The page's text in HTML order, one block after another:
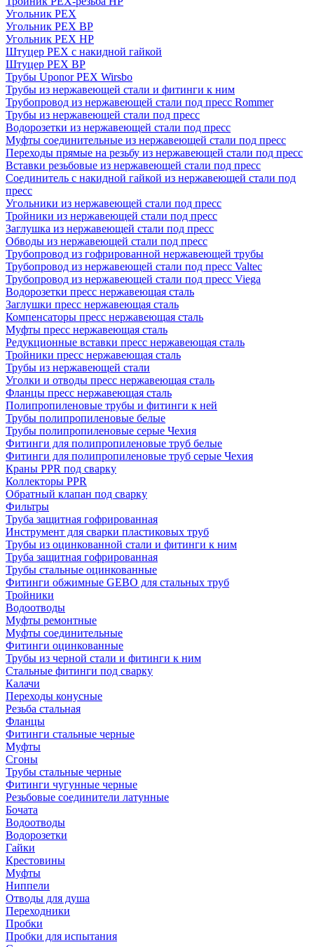
Угольник PEX
Угольник PEX ВР
Угольник PEX НР
Штуцер PEX c накидной гайкой
Штуцер PEX ВР
Трубы Uponor PEX Wirsbo
Трубы из нержавеющей стали и фитинги к ним
Трубопровод из нержавеющей стали под пресс Rommer
Трубы из нержавеющей стали под пресс
Водорозетки из нержавеющей стали под пресс
Муфты соединительные из нержавеющей стали под пресс
Переходы прямые на резьбу из нержавеющей стали под пресс
Вставки резьбовые из нержавеющей стали под пресс
Соединитель с накидной гайкой из нержавеющей стали под
пресс
Угольники из нержавеющей стали под пресс
Тройники из нержавеющей стали под пресс
Заглушка из нержавеющей стали под пресс
Обводы из нержавеющей стали под пресс
Трубопровод из гофрированной нержавеющей трубы
Трубопровод из нержавеющей стали под пресс Valtec
Трубопровод из нержавеющей стали под пресс Viega
Водорозетки пресс нержавеющая сталь
Заглушки пресс нержавеющая сталь
Компенсаторы пресс нержавеющая сталь
Муфты пресс нержавеющая сталь
Редукционные вставки пресс нержавеющая сталь
Тройники пресс нержавеющая сталь
Трубы из нержавеющей стали
Уголки и отводы пресс нержавеющая сталь
Фланцы пресс нержавеющая сталь
Полипропиленовые трубы и фитинги к ней
Трубы полипропиленовые белые
Трубы полипропиленовые серые Чехия
Фитинги для полипропиленовые труб белые
Фитинги для полипропиленовые труб серые Чехия
Краны PPR под сварку
Коллекторы PPR
Обратный клапан под сварку
Фильтры
Труба защитная гофрированная
Инструмент для сварки пластиковых труб
Трубы из оцинкованной стали и фитинги к ним
Труба защитная гофрированная
Трубы стальные оцинкованные
Фитинги обжимные GEBO для стальных труб
Тройники
Водоотводы
Муфты ремонтные
Муфты соединительные
Фитинги оцинкованные
Трубы из черной стали и фитинги к ним
Стальные фитинги под сварку
Калачи
Переходы конусные
Резьба стальная
Фланцы
Фитинги стальные черные
Муфты
Сгоны
Трубы стальные черные
Фитинги чугунные черные
Резьбовые соединители латунные
Бочата
Водоотводы
Водорозетки
Гайки
Крестовины
Муфты
Ниппели
Отводы для душа
Переходники
Пробки
Пробки для испытания